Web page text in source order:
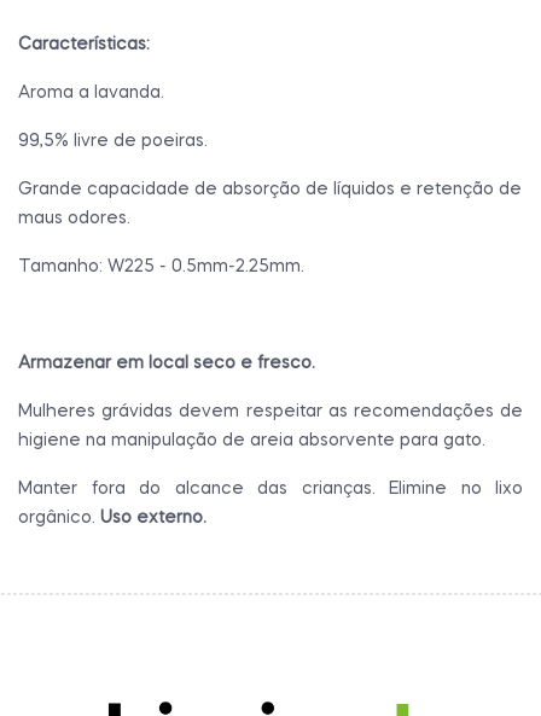
Características:
Aroma a lavanda.
99,5% livre de poeiras.
Grande capacidade de absorção de líquidos e retenção de
maus odores.
Tamanho: W225 - 0.5mm-2.25mm.
Armazenar em local seco e fresco.
Mulheres grávidas devem respeitar as recomendações de
higiene na manipulação de areia absorvente para gato.
Manter fora do alcance das crianças. Elimine no lixo
orgânico. Uso externo.